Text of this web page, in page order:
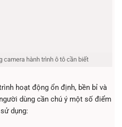
camera hành trình ô tô cần biết
hoạt động ổn định, bền bỉ và
dùng cần chú ý một số điểm
dụng: